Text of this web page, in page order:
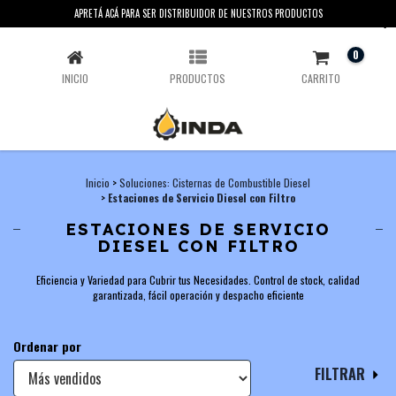
APRETÁ ACÁ PARA SER DISTRIBUIDOR DE NUESTROS PRODUCTOS
ESTACIONES DE SERVICIO DIESEL CON FILTRO
INICIO PRODUCTOS CARRITO
0
Inicio >Soluciones: Cisternas de Combustible Diesel
> Estaciones de Servicio Diesel con Filtro
ESTACIONES DE SERVICIO
DIESEL CON FILTRO
Eficiencia y Variedad para Cubrir tus Necesidades. Control de stock, calidad
garantizada, fácil operación y despacho eficiente
Ordenar por
FILTRAR